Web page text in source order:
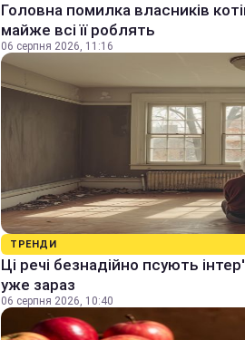
Головна помилка власників
майже всі її роблять
06 серпня 2026, 11:16
ТРЕНДИ
Ці речі безнадійно псують
уже зараз
06 серпня 2026, 10:40